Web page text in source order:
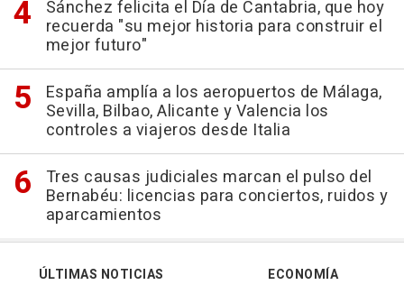
Sánchez felicita el Día de Cantabria, que hoy
recuerda "su mejor historia para construir el
mejor futuro"
España amplía a los aeropuertos de Málaga,
Sevilla, Bilbao, Alicante y Valencia los
controles a viajeros desde Italia
Tres causas judiciales marcan el pulso del
Bernabéu: licencias para conciertos, ruidos y
aparcamientos
ÚLTIMAS NOTICIAS
ECONOMÍA